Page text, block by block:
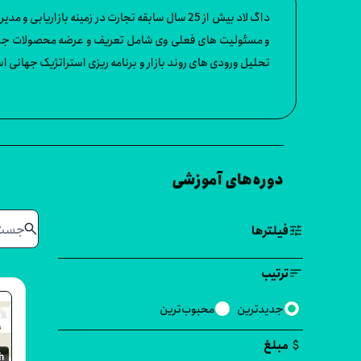
تحلیل ورودی های روند بازار و برنامه ریزی استراتژیک
دوره‌های آموزشی
tuneفیلترها
sortترتیب
جدیدترین محبوب‌ترین
attach_money مبلغ
search